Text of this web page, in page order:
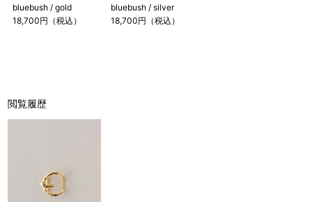
bluebush / gold
18,700円（税込）
bluebush / silver
18,700円（税込）
閲覧履歴